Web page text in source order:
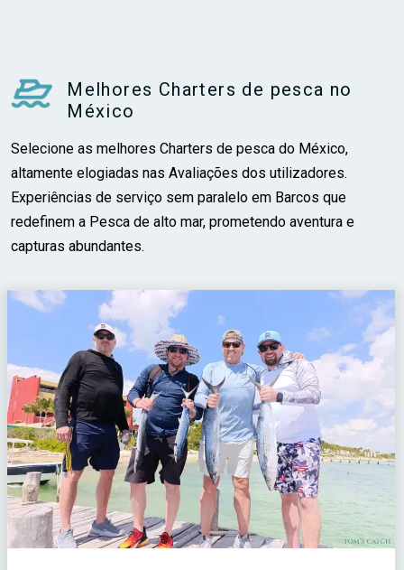
Melhores Charters de pesca no
México
Selecione as melhores Charters de pesca do México,
altamente elogiadas nas Avaliações dos utilizadores.
Experiências de serviço sem paralelo em Barcos que
redefinem a Pesca de alto mar, prometendo aventura e
capturas abundantes.